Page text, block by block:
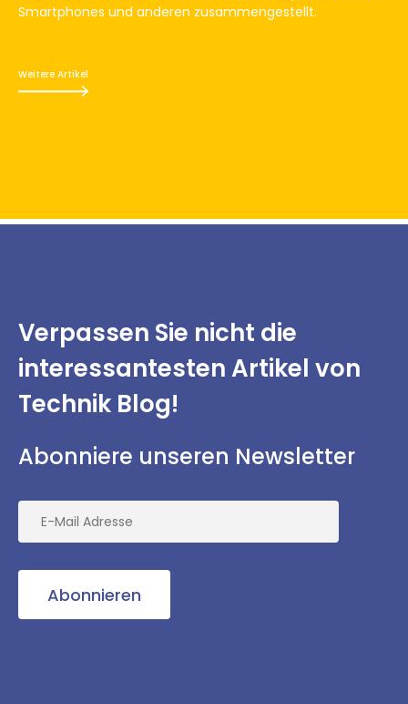
Smartphones und anderen zusammengestellt.
Weitere Artikel
Verpassen Sie nicht die
interessantestenArtikel von
Technik Blog!
Abonniere unseren Newsletter
Abonnieren